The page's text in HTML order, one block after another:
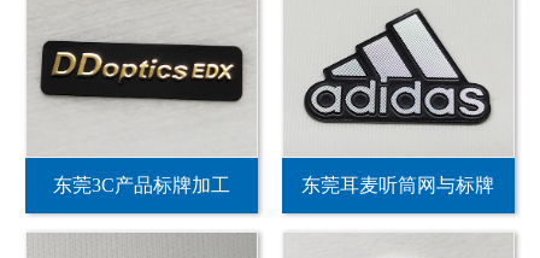
东莞3C产品标牌加工 东莞耳麦听筒网与标牌